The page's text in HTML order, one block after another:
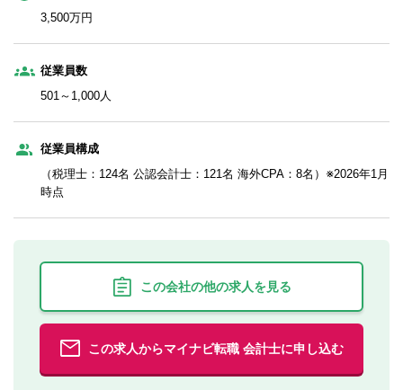
3,500万円
従業員数
501～1,000人
従業員構成
（税理士：124名 公認会計士：121名 海外CPA：8名）※2026年1月
時点
この会社の他の求人を見る
この求人からマイナビ転職 会計士に申し込む